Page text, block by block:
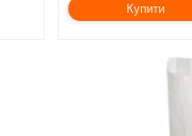
Купити